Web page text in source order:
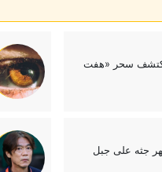
اکتشف سحر «هفت
جثه على جبل